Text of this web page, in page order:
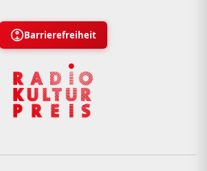
Barrierefreiheit